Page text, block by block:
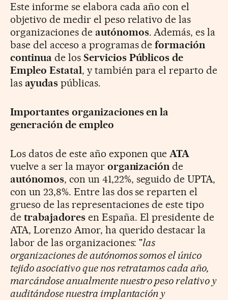
Este informe se elabora cada año con el
objetivo de medir el peso relativo de las
organizaciones de autónomos. Además, es la
base del acceso a programas de formación
continua de los Servicios Públicos de
Empleo Estatal, y también para el reparto de
las ayudaspúblicas.
Importantes organizaciones en la
generación de empleo
Los datos de este año exponen queATA
vuelve a ser la mayor organización de
autónomos, con un 41,22%, seguido de UPTA,
con un 23,8%. Entre las dos se reparten el
grueso de las representaciones de este tipo
de trabajadoresen España. El presidente de
ATA, Lorenzo Amor, ha querido destacar la
labor de las organizaciones: "las
organizaciones de autónomos somos el único
tejido asociativo que nos retratamos cada año,
marcándose anualmente nuestro peso relativo y
auditándose nuestra implantación y